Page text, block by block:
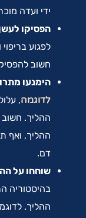
ידי ועדה
הפסיקו
לפגוע
חשוב
הימנעו
לדוגמה,
ההליך. חשוב
ההליך, ואף
דם.
שוחחו על
בהיסטוריה
ההליך.